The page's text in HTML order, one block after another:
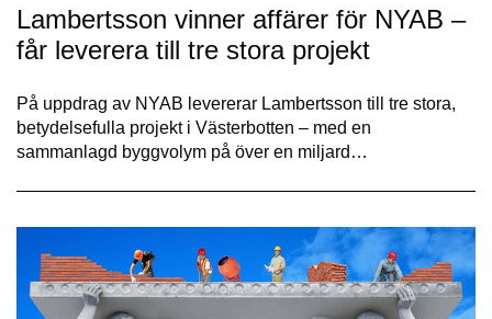
Lambertsson vinner affärer för NYAB –
får leverera till tre stora projekt
På uppdrag av NYAB levererar Lambertsson till tre stora,
betydelsefulla projekt i Västerbotten – med en
sammanlagd byggvolym på över en miljard…